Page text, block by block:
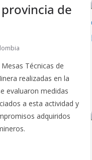
de
Técnicas de
realizadas en la
evaluaron medidas
a esta actividad y
adquiridos